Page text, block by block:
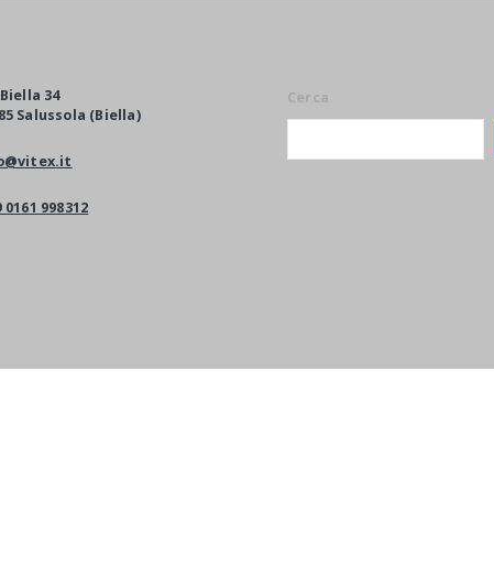
34
Salussola (Biella)
0161 998312
Cerca